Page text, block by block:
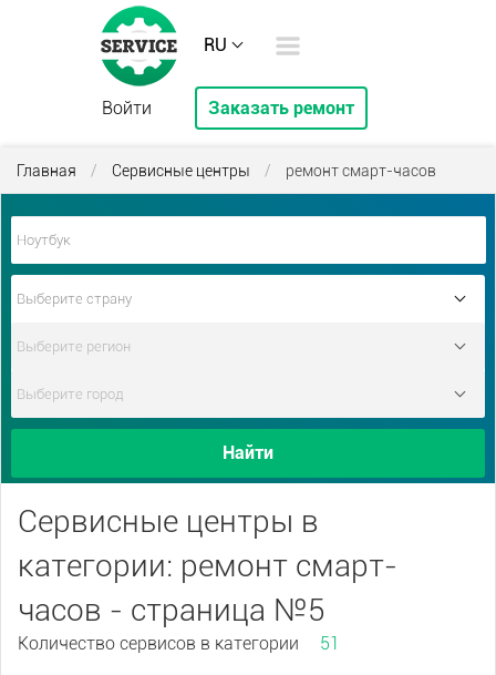
RU
Войти Заказать ремонт
Главная / Сервисные центры / ремонт смарт-часов
Найти
Сервисные центры в
категории: ремонт смарт-
часов - страница №5
Количество сервисов в категории 51